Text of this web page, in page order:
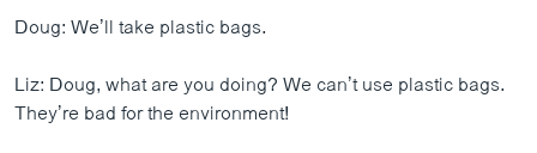
Doug: We’ll take plastic bags.
Liz: Doug, what are you doing? We can’t use plastic bags.
They’re bad for the environment!